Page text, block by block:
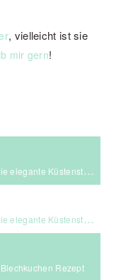
, vielleicht ist sie
mir gern!
an der Kvarner Bucht
an der Kvarner Bucht
Rezept